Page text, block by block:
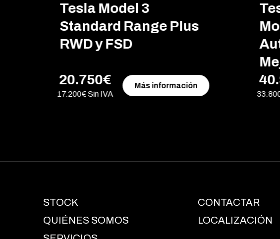
Tesla Model 3
Standard Range Plus
RWD y FSD
20.750€
17.200€ Sin IVA
Más información
STOCK
QUIÉNES SOMOS
CONTACTAR
LOCALIZACIÓN